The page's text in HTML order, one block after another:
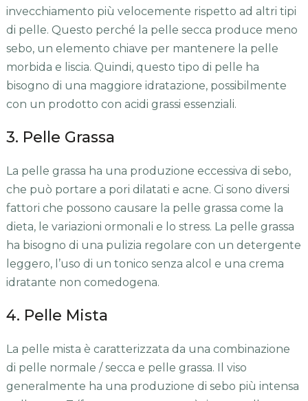
invecchiamento più velocemente rispetto ad altri tipi
di pelle. Questo perché la pelle secca produce meno
sebo, un elemento chiave per mantenere la pelle
morbida e liscia. Quindi, questo tipo di pelle ha
bisogno di una maggiore idratazione, possibilmente
con un prodotto con acidi grassi essenziali.
3. Pelle Grassa
La pelle grassa ha una produzione eccessiva di sebo,
che può portare a pori dilatati e acne. Ci sono diversi
fattori che possono causare la pelle grassa come la
dieta, le variazioni ormonali e lo stress. La pelle grassa
ha bisogno di una pulizia regolare con un detergente
leggero, l’uso di un tonico senza alcol e una crema
idratante non comedogena.
4. Pelle Mista
La pelle mista è caratterizzata da una combinazione
di pelle normale / secca e pelle grassa. Il viso
generalmente ha una produzione di sebo più intensa